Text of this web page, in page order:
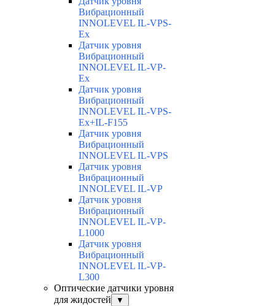
Вибрационный
INNOLEVEL IL-VPS-
Ex
Датчик уровня
Вибрационный
INNOLEVEL IL-VP-
Ex
Датчик уровня
Вибрационный
INNOLEVEL IL-VPS-
Ex+IL-F155
Датчик уровня
Вибрационный
INNOLEVEL IL-VPS
Датчик уровня
Вибрационный
INNOLEVEL IL-VP
Датчик уровня
Вибрационный
INNOLEVEL IL-VP-
L1000
Датчик уровня
Вибрационный
INNOLEVEL IL-VP-
L300
Оптические датчики уровня
для жидостей
▼